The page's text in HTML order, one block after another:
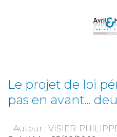
Le projet de loi
pas en avant...
Auteur : VISIER-